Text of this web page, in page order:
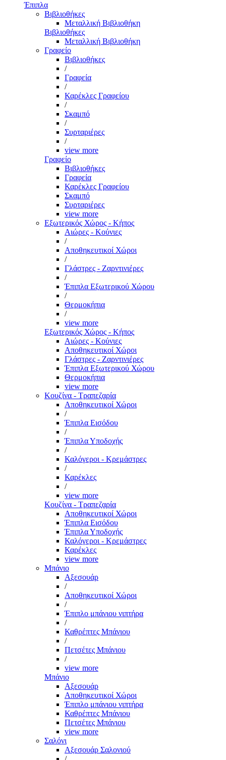
Έπιπλα
Βιβλιοθήκες
Μεταλλική Βιβλιοθήκη
Βιβλιοθήκες
Μεταλλική Βιβλιοθήκη
Γραφείο
Βιβλιοθήκες
/
Γραφεία
/
Καρέκλες Γραφείου
/
Σκαμπό
/
Συρταριέρες
/
view more
Γραφείο
Βιβλιοθήκες
Γραφεία
Καρέκλες Γραφείου
Σκαμπό
Συρταριέρες
view more
Εξωτερικός Χώρος - Κήπος
Αιώρες - Κούνιες
/
Αποθηκευτικοί Χώροι
/
Γλάστρες - Ζαρντινιέρες
/
Έπιπλα Εξωτερικού Χώρου
/
Θερμοκήπια
/
view more
Εξωτερικός Χώρος - Κήπος
Αιώρες - Κούνιες
Αποθηκευτικοί Χώροι
Γλάστρες - Ζαρντινιέρες
Έπιπλα Εξωτερικού Χώρου
Θερμοκήπια
view more
Κουζίνα - Τραπεζαρία
Αποθηκευτικοί Χώροι
/
Έπιπλα Εισόδου
/
Έπιπλα Υποδοχής
/
Καλόγεροι - Κρεμάστρες
/
Καρέκλες
/
view more
Κουζίνα - Τραπεζαρία
Αποθηκευτικοί Χώροι
Έπιπλα Εισόδου
Έπιπλα Υποδοχής
Καλόγεροι - Κρεμάστρες
Καρέκλες
view more
Μπάνιο
Αξεσουάρ
/
Αποθηκευτικοί Χώροι
/
Έπιπλο μπάνιου νιπτήρα
/
Καθρέπτες Μπάνιου
/
Πετσέτες Μπάνιου
/
view more
Μπάνιο
Αξεσουάρ
Αποθηκευτικοί Χώροι
Έπιπλο μπάνιου νιπτήρα
Καθρέπτες Μπάνιου
Πετσέτες Μπάνιου
view more
Σαλόνι
Αξεσουάρ Σαλονιού